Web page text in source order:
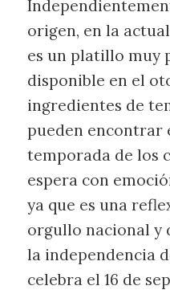
origen, en la
es un platillo muy
disponible en el
ingredientes de
pueden encontrar
temporada de los
espera con
ya que es una
orgullo nacional y
la independencia
celebra el 16 de